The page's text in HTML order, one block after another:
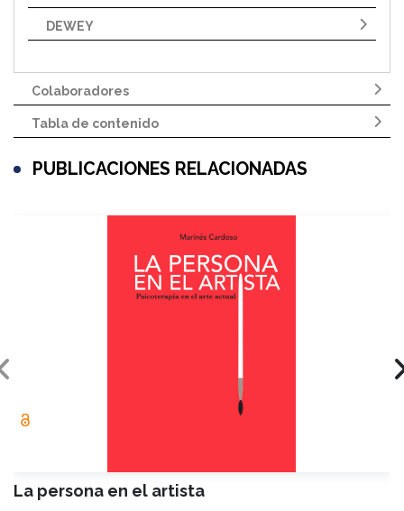
DEWEY
Colaboradores
Tabla de contenido
PUBLICACIONES RELACIONADAS
La persona en el artista